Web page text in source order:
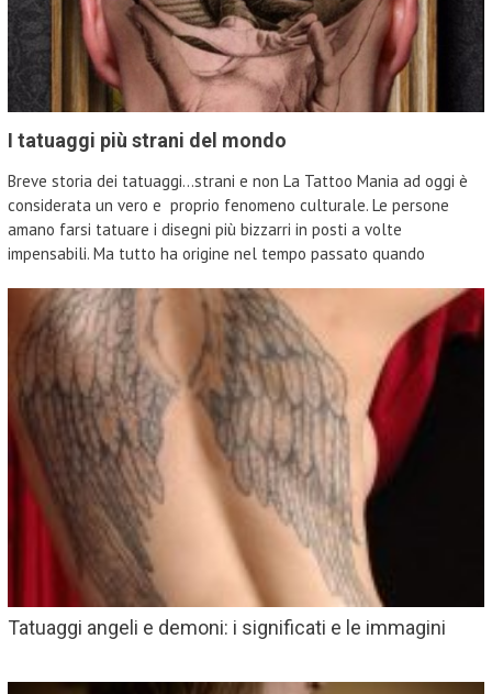
I tatuaggi più strani del mondo
Breve storia dei tatuaggi...strani e non La Tattoo Mania ad oggi è
considerata un vero e proprio fenomeno culturale. Le persone
amano farsi tatuare i disegni più bizzarri in posti a volte
impensabili. Ma tutto ha origine nel tempo passato quando
Tatuaggi angeli e demoni: i significati e le immagini